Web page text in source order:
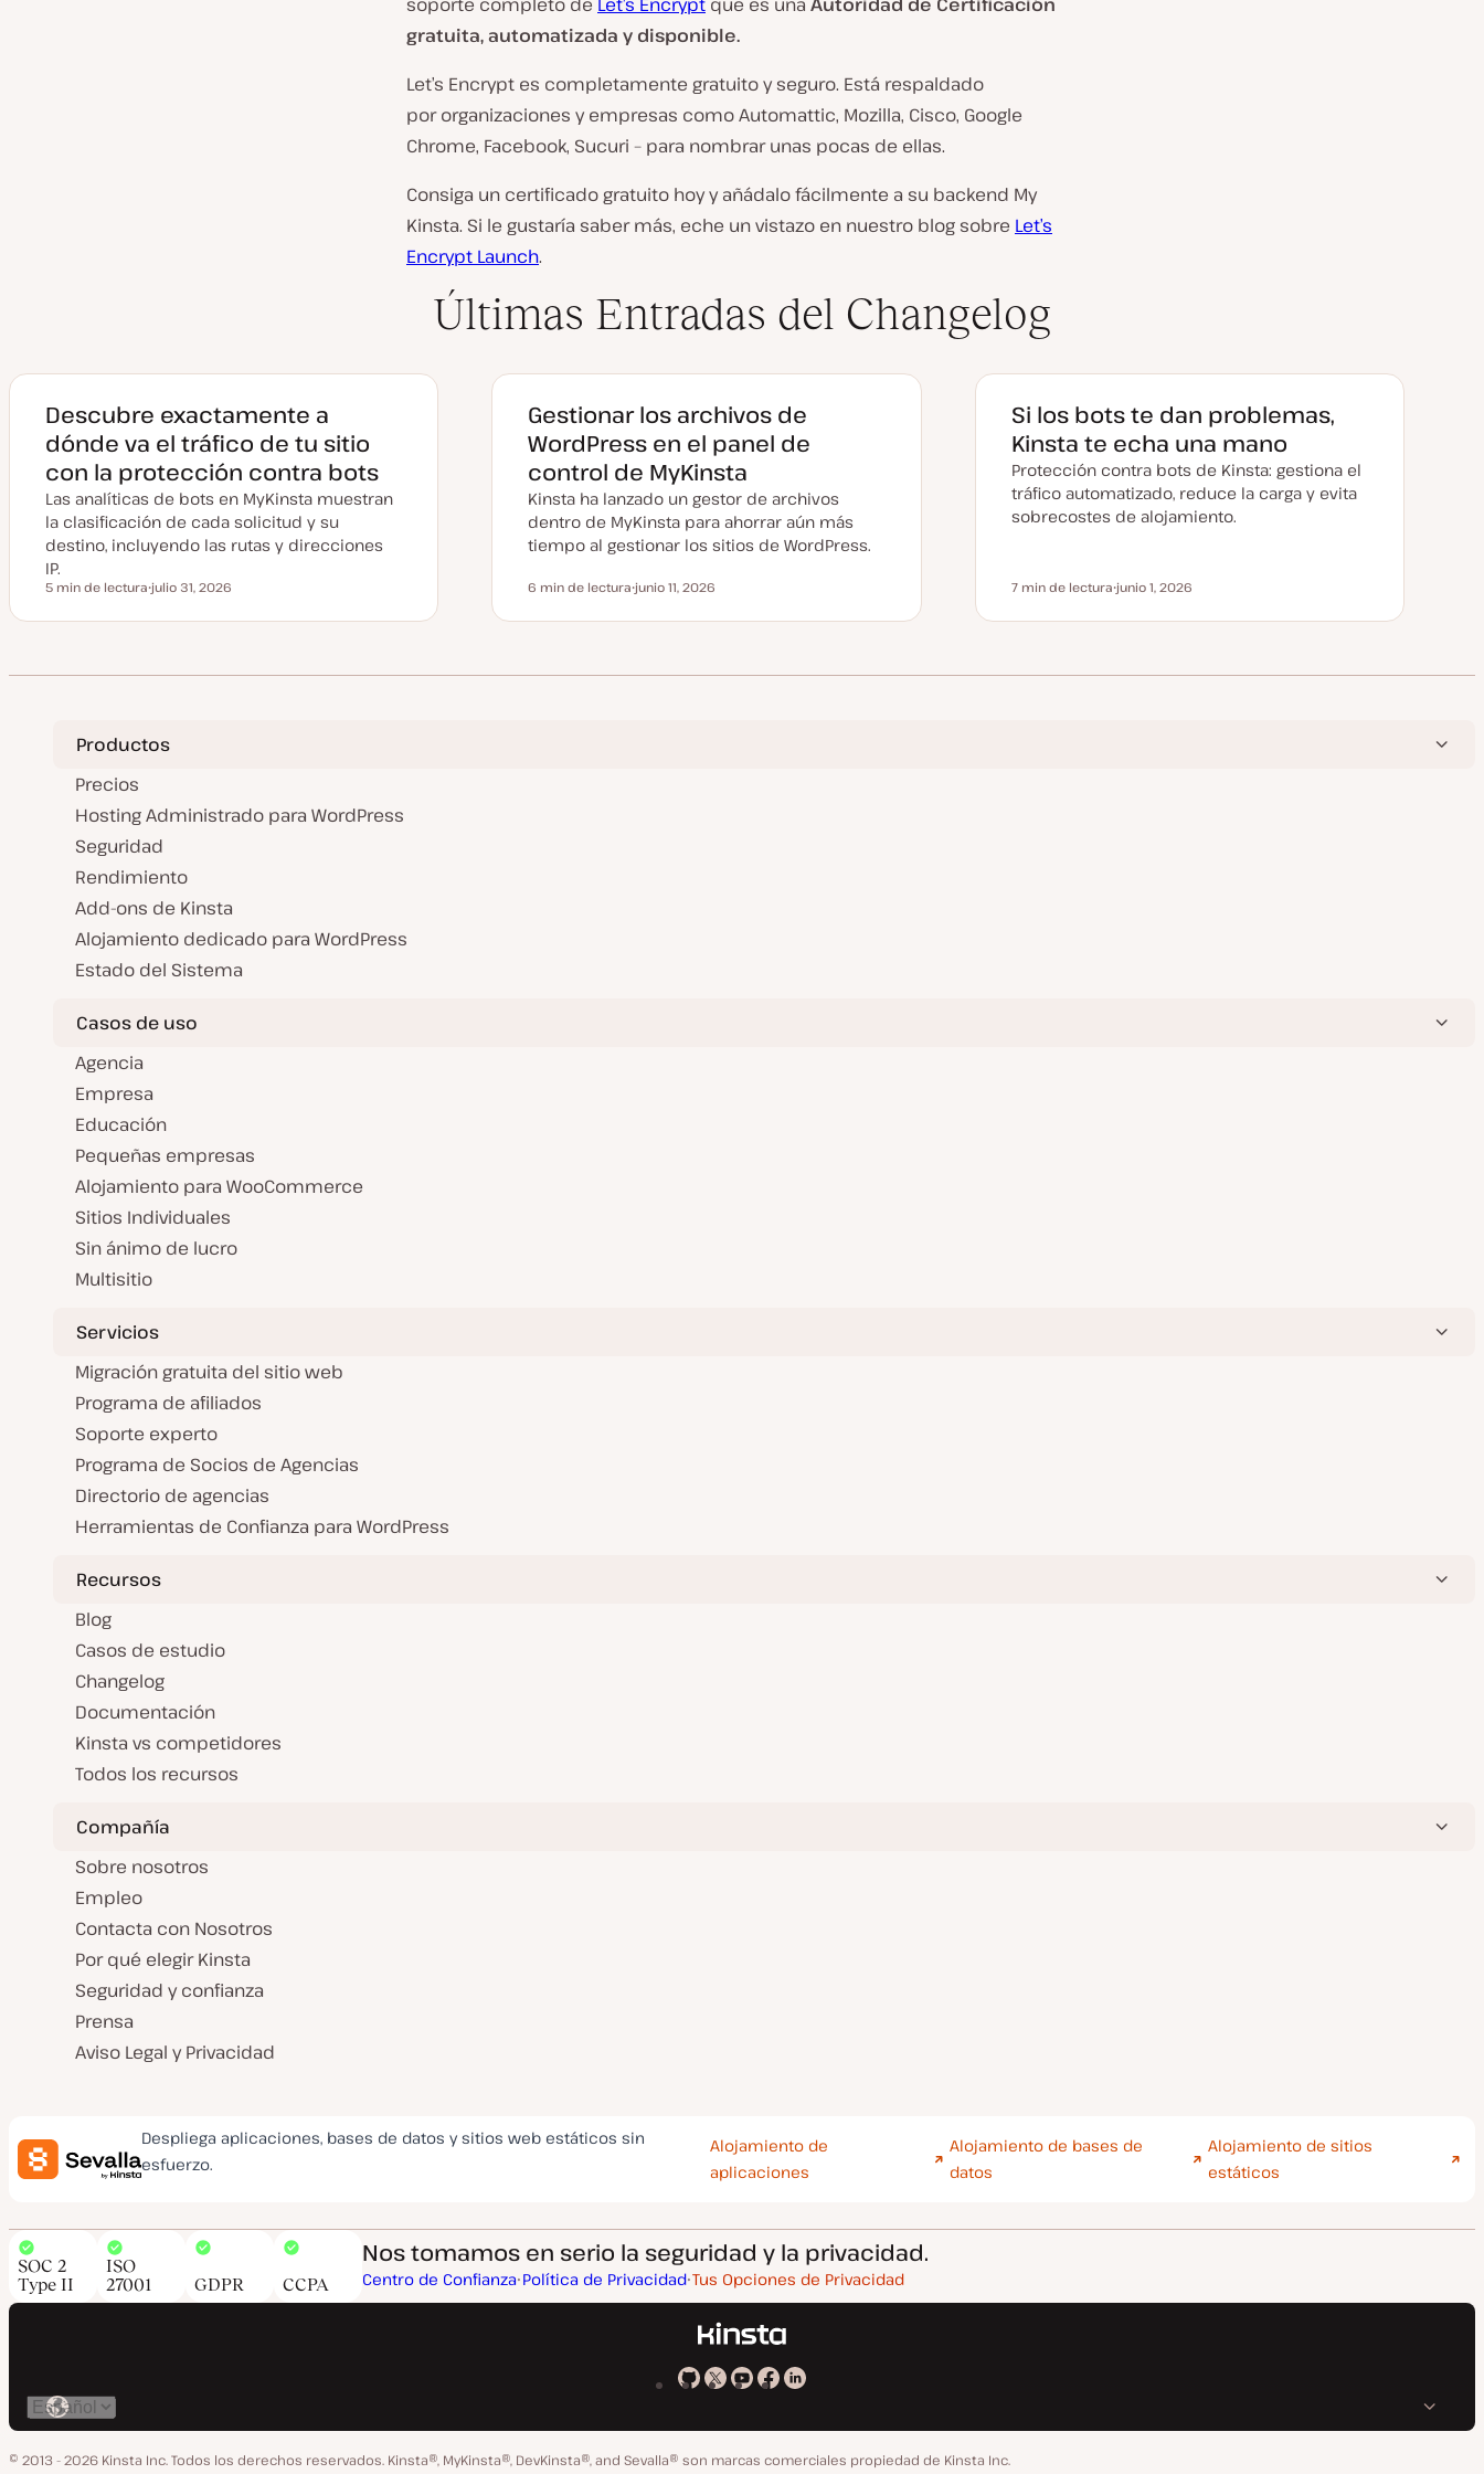
gratuita, automatizada y disponible.
Let’s Encrypt es completamente gratuito y seguro. Está respaldado
por organizaciones y empresas como Automattic, Mozilla, Cisco, Google
Chrome, Facebook, Sucuri – para nombrar unas pocas de ellas.
Consiga un certificado gratuito hoy y añádalo fácilmente a su backend My
Kinsta. Si le gustaría saber más, eche un vistazo en nuestro blog sobre Let’s
Encrypt Launch.
Últimas Entradas del Changelog
Descubre exactamente a
dónde va el tráfico de tu sitio
con la protección contra bots
Las analíticas de bots en MyKinsta muestran
la clasificación de cada solicitud y su
destino, incluyendo las rutas y direcciones
IP.
Tiempo de lectura
5 min de lectura
a
l
a
julio 31, 2026
Gestionar los archivos de
WordPress en el panel de
control de MyKinsta
Kinsta ha lanzado un gestor de archivos
dentro de MyKinsta para ahorrar aún más
tiempo al gestionar los sitios de WordPress.
Tiempo de lectura
6 min de lectura
a
junio 11, 2026
Si los bots te dan problemas,
Kinsta te echa una mano
Protección contra bots de Kinsta: gestiona el
tráfico automatizado, reduce la carga y evita
sobrecostes de alojamiento.
Tiempo de lectura
7 min de lectura
a
junio 1, 2026
Productos
Precios
Hosting Administrado para WordPress
Seguridad
Rendimiento
Add-ons de Kinsta
Alojamiento dedicado para WordPress
Estado del Sistema
Casos de uso
Agencia
Empresa
Educación
Pequeñas empresas
Alojamiento para WooCommerce
Sitios Individuales
Sin ánimo de lucro
Multisitio
Servicios
Migración gratuita del sitio web
Programa de afiliados
Soporte experto
Programa de Socios de Agencias
Directorio de agencias
Herramientas de Confianza para WordPress
Recursos
Blog
Casos de estudio
Changelog
Documentación
Kinsta vs competidores
Todos los recursos
Compañía
Sobre nosotros
Empleo
Contacta con Nosotros
Por qué elegir Kinsta
Seguridad y confianza
Prensa
Aviso Legal y Privacidad
Despliega aplicaciones, bases de datos y sitios web estáticos sin
esfuerzo.
Alojamiento de
aplicaciones
Alojamiento de bases de
datos
Alojamiento de sitios
estáticos
Nos tomamos en serio la seguridad y la privacidad.
Centro de Confianza Política de Privacidad Tus Opciones de Privacidad
SOC 2
Type II
ISO
27001
GDPR CCPA
Kinsta
GitHub
Kinsta
X
Kinsta
YouTube
Kinsta
Facebook
Kinsta
LinkedIn
Cambiar
idioma
© 2013 - 2026 Kinsta Inc. Todos los derechos reservados. Kinsta®, MyKinsta®, DevKinsta®, and Sevalla® son marcas comerciales propiedad de Kinsta Inc.